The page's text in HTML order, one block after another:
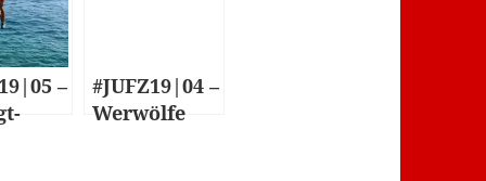
–
#JUFZ19|04 –
Werwölfe